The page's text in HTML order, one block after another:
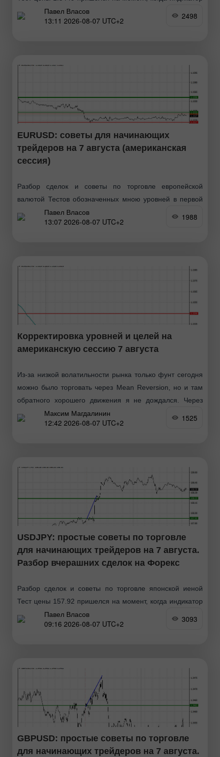
MACD только начинал движение вниз от нулевой
отметки, что стало подтверждением правильной точки
Павел Власов
13:11 2026-08-07 UTC+2
2498
EURUSD: советы для начинающих
трейдеров на 7 августа (американская
сессия)
Разбор сделок и советы по торговле европейской
валютой Тестов обозначенных мною уровней в первой
половине дня не произошло, так как трейдеры взяли
паузу перед важными данными. Все это говорит
Павел Власов
13:07 2026-08-07 UTC+2
1988
Корректировка уровней и целей на
американскую сессию 7 августа
Из-за низкой волатильности рынка только фунт сегодня
можно было торговать через Mean Reversion, но и там
обратного хорошего движения я не дождался. Через
Momentum я ничего не торговал. Впереди рынок
Максим Магдалинин
12:42 2026-08-07 UTC+2
1525
USDJPY: простые советы по торговле
для начинающих трейдеров на 7 августа.
Разбор вчерашних сделок на Форекс
Разбор сделок и советы по торговле японской иеной
Тест цены 157.92 пришелся на момент, когда индикатор
MACD только начинал движение вверх от нулевой
отметки, что стало подтверждением правильной точки
Павел Власов
09:16 2026-08-07 UTC+2
3093
GBPUSD: простые советы по торговле
для начинающих трейдеров на 7 августа.